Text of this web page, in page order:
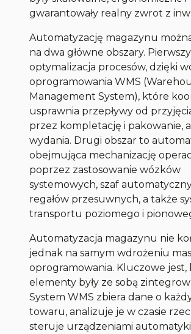
gwarantowały realny zwrot z
Automatyzację magazynu
na dwa główne obszary.
optymalizacja procesów, dzięki
oprogramowania WMS
Management System), które
usprawnia przepływy od
przez kompletację i pakowanie,
wydania. Drugi obszar to
obejmująca mechanizację
poprzez zastosowanie wózków
systemowych, szaf
regałów przesuwnych, a także
transportu poziomego i
Automatyzacja magazynu nie
jednak na samym wdrożeniu
oprogramowania. Kluczowe jest,
elementy były ze sobą
System WMS zbiera dane o
towaru, analizuje je w czasie
steruje urządzeniami automatyki